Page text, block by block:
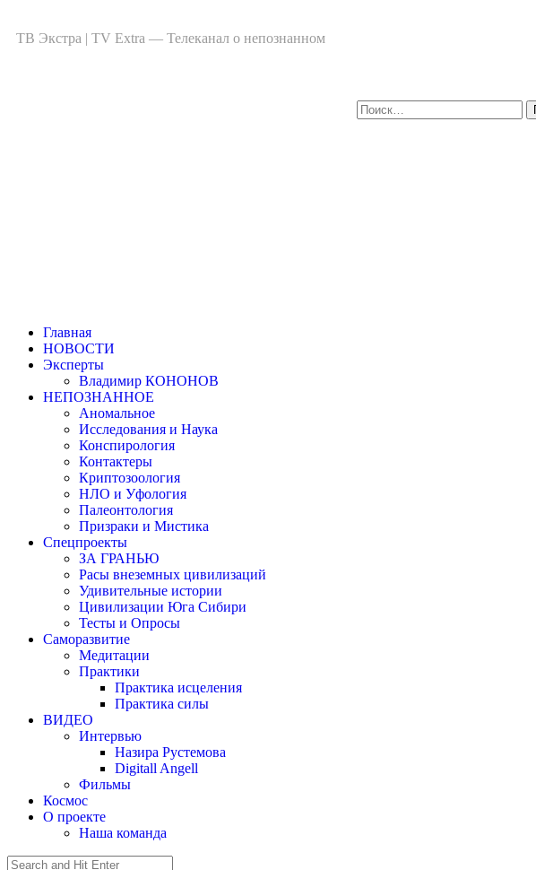
ТВ Экстра | TV Extra — Телеканал о непознанном
Главная
НОВОСТИ
Эксперты
Владимир КОНОНОВ
НЕПОЗНАННОЕ
Аномальное
Исследования и Наука
Конспирология
Контактеры
Криптозоология
НЛО и Уфология
Палеонтология
Призраки и Мистика
Спецпроекты
ЗА ГРАНЬЮ
Расы внеземных цивилизаций
Удивительные истории
Цивилизации Юга Сибири
Тесты и Опросы
Саморазвитие
Медитации
Практики
Практика исцеления
Практика силы
ВИДЕО
Интервью
Назира Рустемова
Digitall Angell
Фильмы
Космос
О проекте
Наша команда